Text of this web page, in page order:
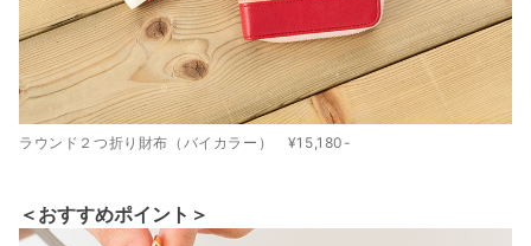
ラウンド２つ折り財布（バイカラー） ¥15,180-
＜おすすめポイント＞